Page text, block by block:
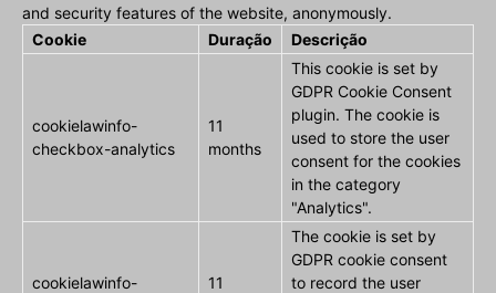
and security features of the website, anonymously.
Cookie
Duração Descrição
cookielawinfo-
checkbox-analytics
11
months
This cookie is set by
GDPR Cookie Consent
plugin. The cookie is
used to store the user
consent for the cookies
in the category
"Analytics".
cookielawinfo-
11
The cookie is set by
GDPR cookie consent
to record the user